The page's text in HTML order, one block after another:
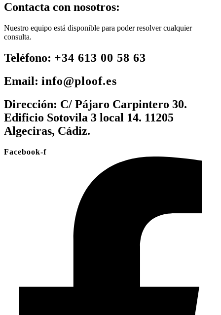
Contacta con nosotros:
Nuestro equipo está disponible para poder resolver cualquier
consulta.
Teléfono: +34 613 00 58 63
Email: info@ploof.es
Dirección: C/ Pájaro Carpintero 30.
Edificio Sotovila 3 local 14. 11205
Algeciras, Cádiz.
Facebook-f